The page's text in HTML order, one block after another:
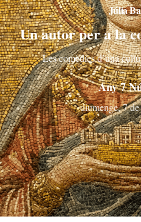
Júlia
Un autor per a la
Les comèdies d’una
Any 7
diumenge, 7